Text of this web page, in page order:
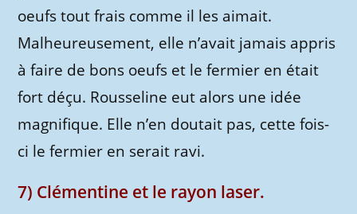
oeufs tout frais comme il les aimait.
Malheureusement, elle n’avait jamais appris
à faire de bons oeufs et le fermier en était
fort déçu. Rousseline eut alors une idée
magnifique. Elle n’en doutait pas, cette fois-
ci le fermier en serait ravi.
7) Clémentine et le rayon laser.